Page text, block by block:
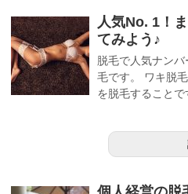
人気No. 1！
てみよう♪
脱毛で人気ナン
毛です。 ワキ脱
を脱毛することで